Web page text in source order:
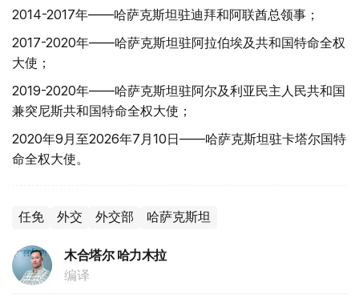
2014-2017年——哈萨克斯坦驻迪拜和阿联酋总领事；
2017-2020年——哈萨克斯坦驻阿拉伯埃及共和国特命全权
大使；
2019-2020年——哈萨克斯坦驻阿尔及利亚民主人民共和国
兼突尼斯共和国特命全权大使；
2020年9月至2026年7月10日——哈萨克斯坦驻卡塔尔国特
命全权大使。
任免 外交 外交部 哈萨克斯坦
木合塔尔 哈力木拉
编译